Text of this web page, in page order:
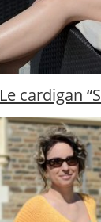
Le cardigan